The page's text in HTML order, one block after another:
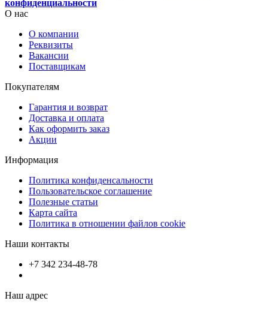
конфиденциальности
О нас
О компании
Реквизиты
Вакансии
Поставщикам
Покупателям
Гарантия и возврат
Доставка и оплата
Как оформить заказ
Акции
Информация
Политика конфиденсальности
Пользовательское соглашение
Полезные статьи
Карта сайта
Политика в отношении файлов cookie
Наши контакты
+7 342 234-48-78
Наш адрес